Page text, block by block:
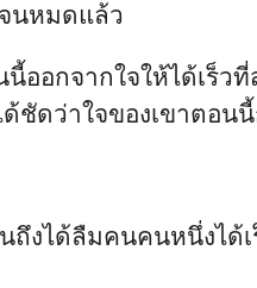
นหมดแล้ว
ออกจากใจให้ได้เร็วที่
ชัดว่าใจของเขาตอน
ถึงได้ลืมคนคนหนึ่งได้เ